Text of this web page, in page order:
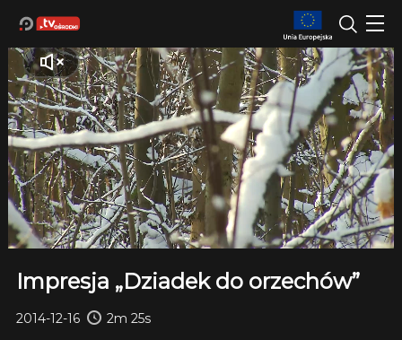
Impresja „Dziadek do orzechów”
2014-12-16 2m 25s